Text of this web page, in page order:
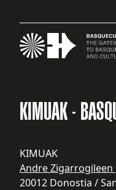
KIMUAK -
KIMUAK
Andre Zigarrogileen
20012 Donostia /